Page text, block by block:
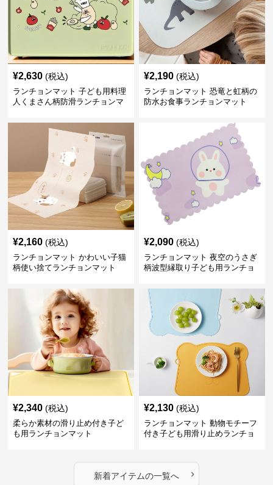
¥2,630 (税込)
ランチョンマット 子ども用料理
人くまさん柄防滑ランチョンマ
¥2,190 (税込)
ランチョンマット 恐竜と虹柄の
防水お食事ランチョンマット
¥2,160 (税込)
ランチョンマット かわいい子猫
柄使い捨てランチョンマット
¥2,090 (税込)
ランチョンマット 夜空のうさぎ
柄波型縁取り子ども用ランチョ
¥2,340 (税込)
柔らか素材の滑り止め付き子ど
も用ランチョンマット
¥2,130 (税込)
ランチョンマット 動物モチーフ
付き子ども用滑り止めランチョ
新着アイテムの一覧へ ›